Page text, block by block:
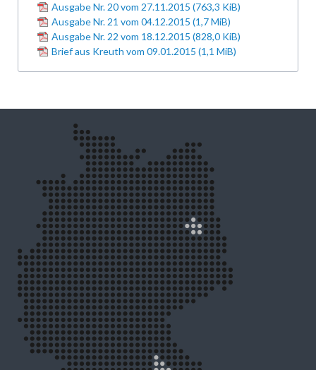
Ausgabe Nr. 20 vom 27.11.2015(763,3 KiB)
Ausgabe Nr. 21 vom 04.12.2015(1,7 MiB)
Ausgabe Nr. 22 vom 18.12.2015(828,0 KiB)
Brief aus Kreuth vom 09.01.2015(1,1 MiB)